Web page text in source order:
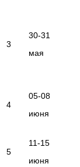
3
30-31
мая
4
05-08
июня
5
11-15
июня